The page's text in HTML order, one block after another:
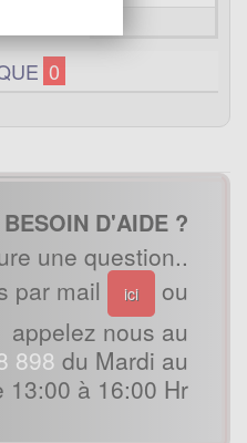
0
BESOIN D'AIDE ?
une question..
par mail
ici
ou
appelez nous au
898 du Mardi au
13:00 à 16:00 Hr